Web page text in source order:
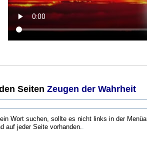
Seiten Zeugen der Wahrheit
Wort suchen, sollte es nicht links in der
auf jeder Seite vorhanden..